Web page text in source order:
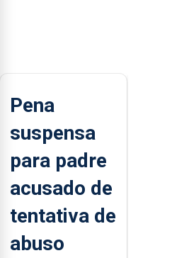
Pena
suspensa
para padre
acusado de
tentativa de
abuso